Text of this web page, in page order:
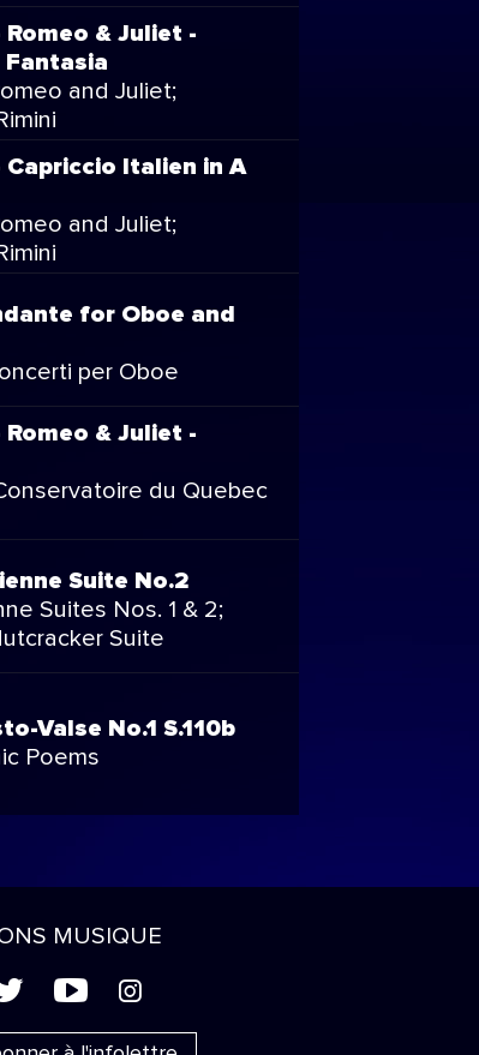
Romeo & Juliet -
and Juliet;
Capriccio Italien in A
and Juliet;
for Oboe and
per Oboe
Romeo & Juliet -
du Quebec
Suite No.2
Suites Nos. 1 & 2;
Suite
Valse No.1 S.110b
Poems
MUSIQUE
+ &